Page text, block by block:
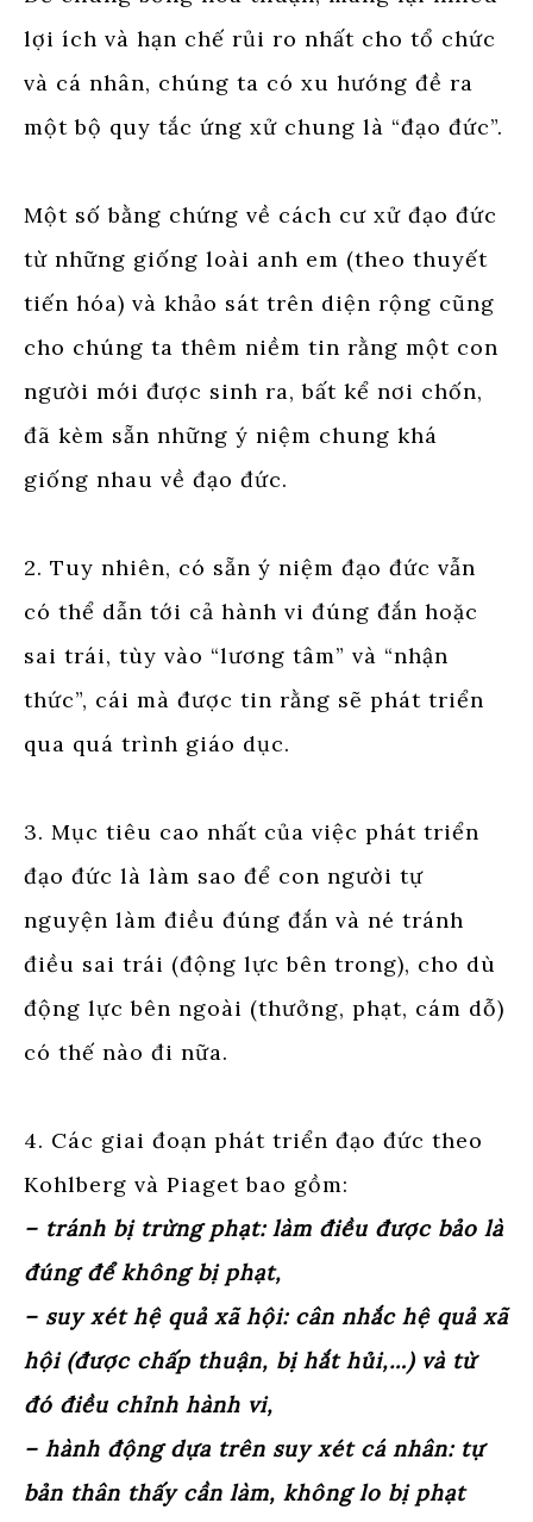
lợi ích và hạn chế rủi ro nhất cho tổ chức
và cá nhân, chúng ta có xu hướng đề ra
một bộ quy tắc ứng xử chung là “đạo đức”.
Một số bằng chứng về cách cư xử đạo đức
từ những giống loài anh em (theo thuyết
tiến hóa) và khảo sát trên diện rộng cũng
cho chúng ta thêm niềm tin rằng một con
người mới được sinh ra, bất kể nơi chốn,
đã kèm sẵn những ý niệm chung khá
giống nhau về đạo đức.
2. Tuy nhiên, có sẵn ý niệm đạo đức vẫn
có thể dẫn tới cả hành vi đúng đắn hoặc
sai trái, tùy vào “lương tâm” và “nhận
thức”, cái mà được tin rằng sẽ phát triển
qua quá trình giáo dục.
3. Mục tiêu cao nhất của việc phát triển
đạo đức là làm sao để con người tự
nguyện làm điều đúng đắn và né tránh
điều sai trái (động lực bên trong), cho dù
động lực bên ngoài (thưởng, phạt, cám dỗ)
có thế nào đi nữa.
4. Các giai đoạn phát triển đạo đức theo
Kohlberg và Piaget bao gồm:
– tránh bị trừng phạt: làm điều được bảo là
đúng để không bị phạt,
– suy xét hệ quả xã hội: cân nhắc hệ quả xã
hội (được chấp thuận, bị hắt hủi,…) và từ
đó điều chỉnh hành vi,
– hành động dựa trên suy xét cá nhân: tự
bản thân thấy cần làm, không lo bị phạt